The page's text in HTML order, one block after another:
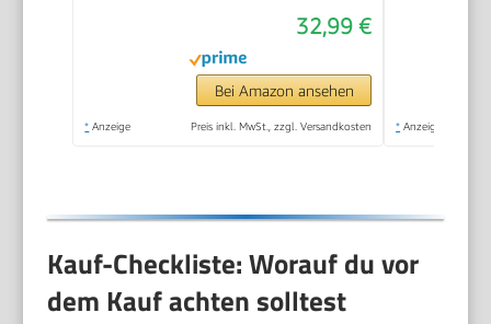
Bräunungsgrad, weiß,
Metall
32,99 €
Bei Amazon ansehen
* Anzeige Preis inkl. MwSt., zzgl. Versandkosten * Anzeige
Kauf-Checkliste: Worauf du vor
dem Kauf achten solltest